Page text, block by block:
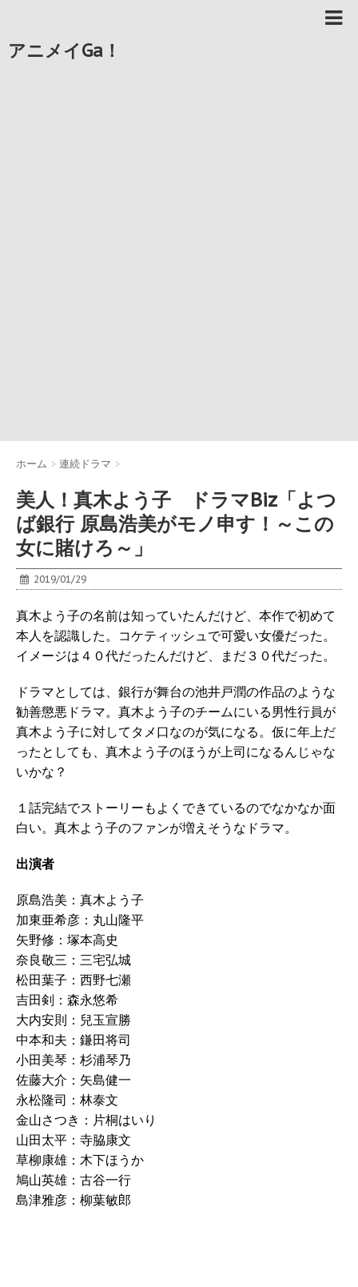
アニメイGa！
ホーム > 連続ドラマ >
美人！真木よう子 ドラマBiz「よつ
ば銀行 原島浩美がモノ申す！～この
女に賭けろ～」
2019/01/29
真木よう子の名前は知っていたんだけど、本作で初めて
本人を認識した。コケティッシュで可愛い女優だった。
イメージは４０代だったんだけど、まだ３０代だった。
ドラマとしては、銀行が舞台の池井戸潤の作品のような
勧善懲悪ドラマ。真木よう子のチームにいる男性行員が
真木よう子に対してタメ口なのが気になる。仮に年上だ
ったとしても、真木よう子のほうが上司になるんじゃな
いかな？
１話完結でストーリーもよくできているのでなかなか面
白い。真木よう子のファンが増えそうなドラマ。
出演者
原島浩美：真木よう子
加東亜希彦：丸山隆平
矢野修：塚本高史
奈良敬三：三宅弘城
松田葉子：西野七瀬
吉田剣：森永悠希
大内安則：兒玉宣勝
中本和夫：鎌田将司
小田美琴：杉浦琴乃
佐藤大介：矢島健一
永松隆司：林泰文
金山さつき：片桐はいり
山田太平：寺脇康文
草柳康雄：木下ほうか
鳩山英雄：古谷一行
島津雅彦：柳葉敏郎